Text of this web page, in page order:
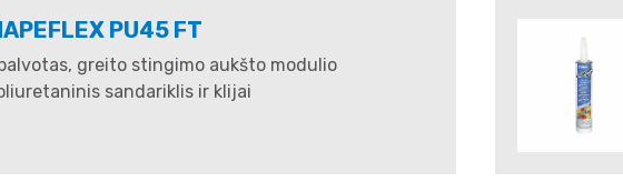
PU45 FT
greito stingimo aukšto modulio
sandariklis ir klijai